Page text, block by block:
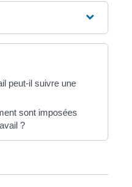
peut-il suivre une
sont imposées
?